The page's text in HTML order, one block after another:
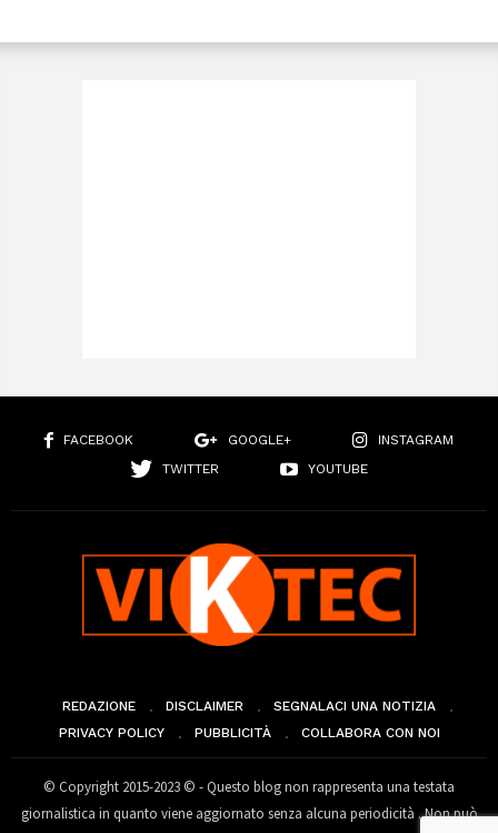
FACEBOOK GOOGLE+
INSTAGRAM
TWITTER
YOUTUBE
REDAZIONE DISCLAIMER
SEGNALACI UNA NOTIZIA
PRIVACY POLICY
PUBBLICITÀ COLLABORA CON NOI
© Copyright 2015-2023 © - Questo blog non rappresenta una testata
giornalistica in quanto viene aggiornato senza alcuna periodicità . Non può